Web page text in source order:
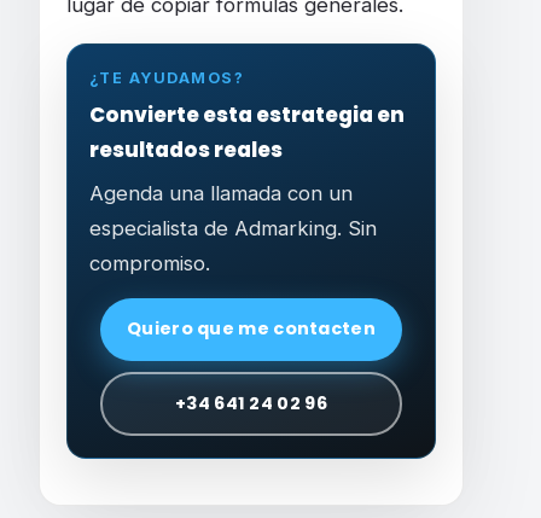
lugar de copiar fórmulas generales.
¿TE AYUDAMOS?
Convierte esta estrategia en
resultados reales
Agenda una llamada con un
especialista de Admarking. Sin
compromiso.
Quiero que me contacten
+34 641 24 02 96